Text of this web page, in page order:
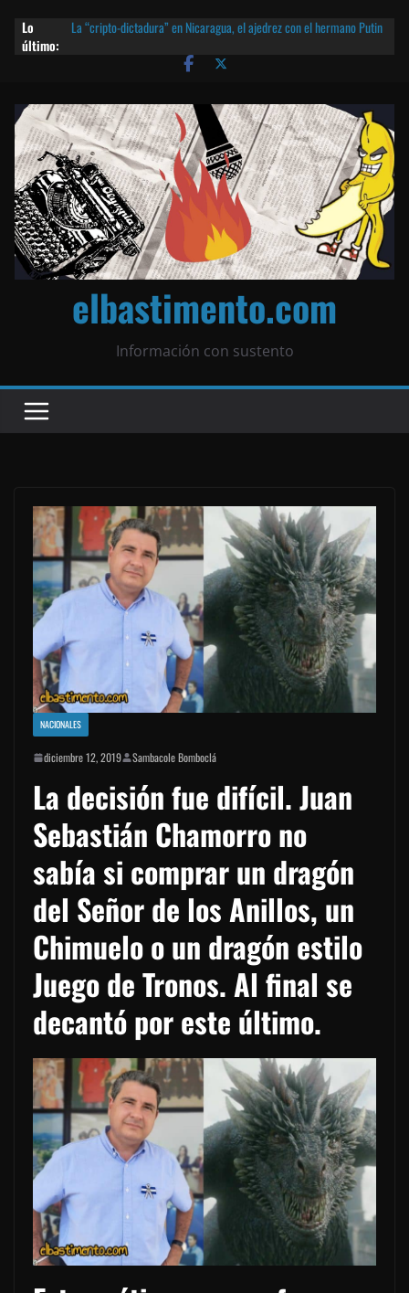
Lo
último:
La “cripto-dictadura” en Nicaragua, el ajedrez con el hermano Putin
Agarrá tu POLLO FRITO, vamos a la dictadura ETERNA | ¡O lo que
¡El partido único! Nicaragua, la Corea del Norte con queso frito y el
Batman de Matagalpa
Las mentiras del Cardenal Leopoldo Brenes con el Papa
¿Piratas de El Carmen en la India? El barco fantasma de Nicaragua |
¡O lo que queda!
elbastimento.com
Información con sustento
NACIONALES
diciembre 12, 2019 Sambacole Bomboclá
La decisión fue difícil. Juan
Sebastián Chamorro no
sabía si comprar un dragón
del Señor de los Anillos, un
Chimuelo o un dragón estilo
Juego de Tronos. Al final se
decantó por este último.